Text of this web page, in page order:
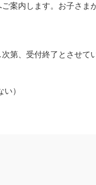
案内します。お子さ
第、受付終了とさせて
）